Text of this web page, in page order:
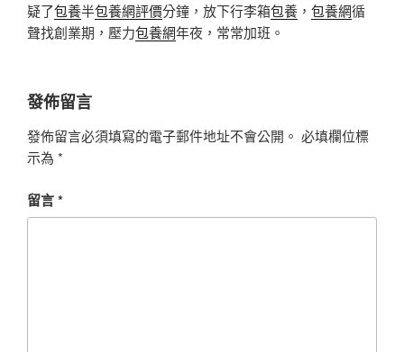
疑了包養半包養網評價分鐘，放下行李箱包養 ， 包養網循
聲找創業期，壓力包養網年夜，常常加班。
發佈留言
發佈留言必須填寫的電子郵件地址不會公開。 必填欄位標
示為 *
留言*